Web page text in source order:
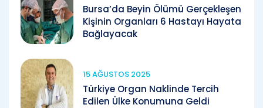
Bursa’da Beyin Ölümü Gerçekleşen
Kişinin Organları 6 Hastayı Hayata
Bağlayacak
15 AĞUSTOS 2025
Türkiye Organ Naklinde Tercih
Edilen Ülke Konumuna Geldi